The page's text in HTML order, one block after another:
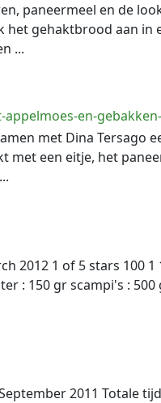
paneermeel en de
het gehaktbrood aan in
...
en-
met Dina Tersago
een eitje, het
2012 1 of 5 stars 100 1
: 150 gr scampi's :
2011 Totale